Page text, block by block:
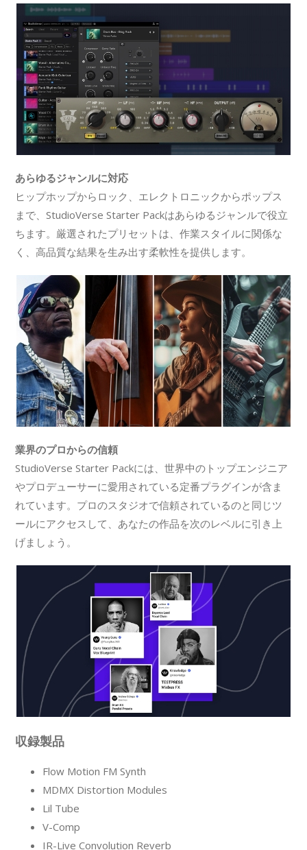
あらゆるジャンルに対応
ヒップホップからロック、エレクトロニックからポップス
まで、StudioVerse Starter Packはあらゆるジャンルで役立
ちます。厳選されたプリセットは、作業スタイルに関係な
く、高品質な結果を生み出す柔軟性を提供します。
業界のプロからの信頼
StudioVerse Starter Packには、世界中のトップエンジニア
やプロデューサーに愛用されている定番プラグインが含ま
れています。プロのスタジオで信頼されているのと同じツ
ールにアクセスして、あなたの作品を次のレベルに引き上
げましょう。
収録製品
Flow Motion FM Synth
MDMX Distortion Modules
Lil Tube
V-Comp
IR-Live Convolution Reverb